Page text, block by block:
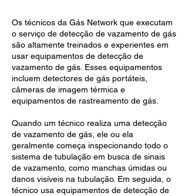
Os técnicos da Gás Network que executam
o serviço de detecção de vazamento de gás
são altamente treinados e experientes em
usar equipamentos de detecção de
vazamento de gás. Esses equipamentos
incluem detectores de gás portáteis,
câmeras de imagem térmica e
equipamentos de rastreamento de gás.
Quando um técnico realiza uma detecção
de vazamento de gás, ele ou ela
geralmente começa inspecionando todo o
sistema de tubulação em busca de sinais
de vazamento, como manchas úmidas ou
danos visíveis na tubulação. Em seguida, o
técnico usa equipamentos de detecção de